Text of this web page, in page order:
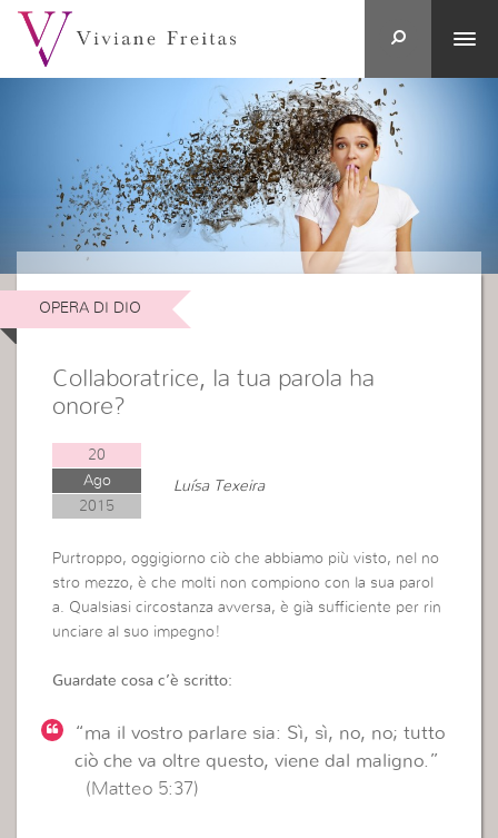
OPERA DI DIO
Collaboratrice, la tua parola ha
onore?
20
Ago
2015
Luísa Texeira
Purtroppo, oggigiorno ciò che abbiamo più visto, nel no
stro mezzo, è che molti non compiono con la sua parol
a. Qualsiasi circostanza avversa, è già sufficiente per rin
unciare al suo impegno!
Guardate cosa c’è scritto:
“ma il vostro parlare sia: Sì, sì, no, no; tutto
ciò che va oltre questo, viene dal maligno.”
(Matteo 5:37)